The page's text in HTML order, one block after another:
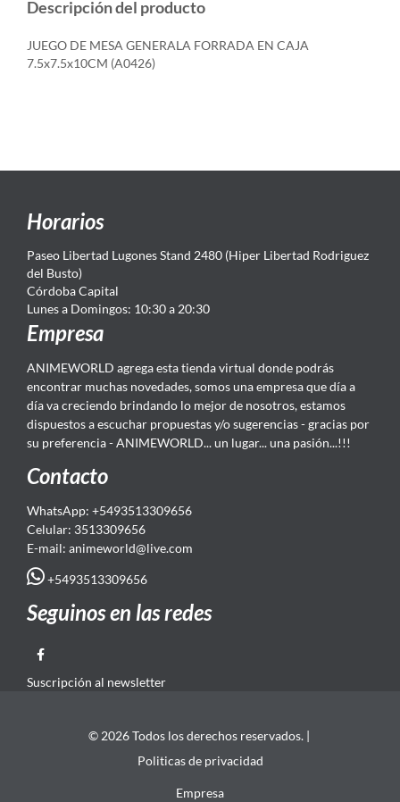
Descripción del producto
JUEGO DE MESA GENERALA FORRADA EN CAJA
7.5x7.5x10CM (A0426)
Horarios
Paseo Libertad Lugones Stand 2480 (Hiper Libertad Rodriguez
del Busto)
Córdoba Capital
Lunes a Domingos: 10:30 a 20:30
Empresa
ANIMEWORLD agrega esta tienda virtual donde podrás
encontrar muchas novedades, somos una empresa que día a
día va creciendo brindando lo mejor de nosotros, estamos
dispuestos a escuchar propuestas y/o sugerencias - gracias por
su preferencia - ANIMEWORLD... un lugar... una pasión...!!!
Contacto
WhatsApp: +5493513309656
Celular: 3513309656
E-mail: animeworld@live.com
+5493513309656
Seguinos en las redes
Suscripción al newsletter
© 2026 Todos los derechos reservados. |
Politicas de privacidad
Empresa